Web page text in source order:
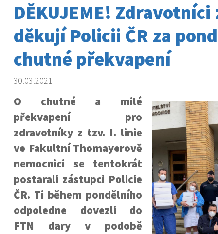
DĚKUJEME! Zdravotníci
děkují Policii ČR za
chutné překvapení
30.03.2021
O chutné a milé
překvapení pro
zdravotníky z tzv. I. linie
ve Fakultní Thomayerově
nemocnici se tentokrát
postarali zástupci Policie
ČR. Ti během pondělního
odpoledne dovezli do
FTN dary v podobě